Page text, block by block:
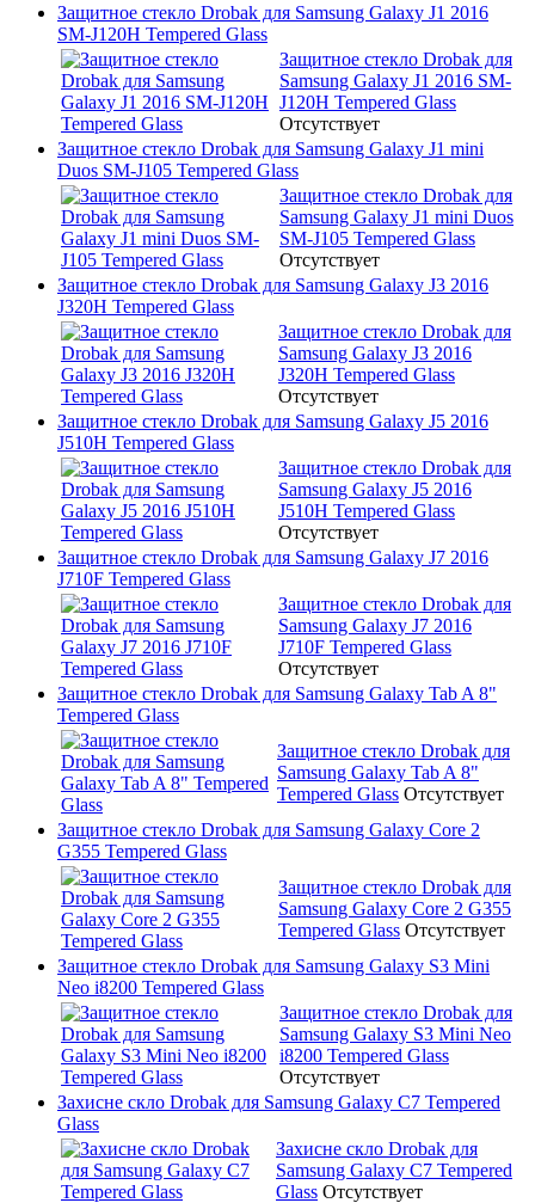
Защитное стекло Drobak для Samsung Galaxy J1 2016
SM-J120H Tempered Glass
Защитное стекло Drobak для
Samsung Galaxy J1 2016 SM-
J120H Tempered Glass
Отсутствует
Защитное стекло Drobak для Samsung Galaxy J1 mini
Duos SM-J105 Tempered Glass
Защитное стекло Drobak для
Samsung Galaxy J1 mini Duos
SM-J105 Tempered Glass
Отсутствует
Защитное стекло Drobak для Samsung Galaxy J3 2016
J320H Tempered Glass
Защитное стекло Drobak для
Samsung Galaxy J3 2016
J320H Tempered Glass
Отсутствует
Защитное стекло Drobak для Samsung Galaxy J5 2016
J510H Tempered Glass
Защитное стекло Drobak для
Samsung Galaxy J5 2016
J510H Tempered Glass
Отсутствует
Защитное стекло Drobak для Samsung Galaxy J7 2016
J710F Tempered Glass
Защитное стекло Drobak для
Samsung Galaxy J7 2016
J710F Tempered Glass
Отсутствует
Защитное стекло Drobak для Samsung Galaxy Tab A 8"
Tempered Glass
Защитное стекло Drobak для
Samsung Galaxy Tab A 8"
Tempered Glass Отсутствует
Защитное стекло Drobak для Samsung Galaxy Core 2
G355 Tempered Glass
Защитное стекло Drobak для
Samsung Galaxy Core 2 G355
Tempered Glass Отсутствует
Защитное стекло Drobak для Samsung Galaxy S3 Mini
Neo i8200 Tempered Glass
Защитное стекло Drobak для
Samsung Galaxy S3 Mini Neo
i8200 Tempered Glass
Отсутствует
Захисне скло Drobak для Samsung Galaxy C7 Tempered
Glass
Захисне скло Drobak для
Samsung Galaxy C7 Tempered
Glass Отсутствует